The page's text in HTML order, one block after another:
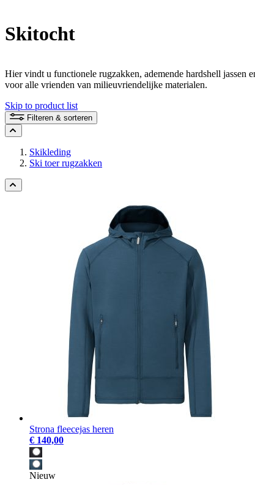
Skitocht
Hier vindt u functionele rugzakken, ademende hardshell jassen
voor alle vrienden van milieuvriendelijke materialen.
Skip to product list
Filteren & sorteren
Skikleding
Ski toer rugzakken
Strona fleecejas heren
€ 140,00
Nieuw